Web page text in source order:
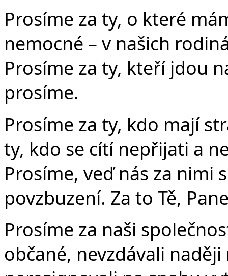
Prosíme za ty, o které
nemocné – v našich
Prosíme za ty, kteří jdou
prosíme.
Prosíme za ty, kdo mají
ty, kdo se cítí nepřijati a
Prosíme, veď nás za nimi
povzbuzení. Za to Tě,
Prosíme za naši
občané, nevzdávali